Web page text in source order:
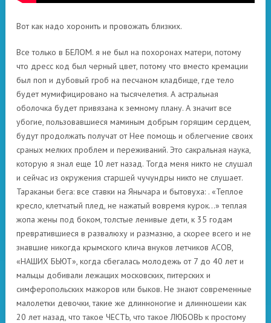
Вот как надо хоронить и провожать близких.
Все только в БЕЛОМ. я не был на похоронах матери, потому
что дресс код был черный цвет, потому что вместо кремации
был поп и дубовый гроб на песчаном кладбище, где тело
будет мумифицировано на тысячелетия. А астральная
оболочка будет привязана к земному плану. А значит все
убогие, пользовавшиеся маминым добрым горящим сердцем,
будут продолжать получат от Нее помощь и облегчение своих
сраных мелких проблем и переживаний. Это сакральная наука,
которую я знал еще 10 лет назад. Тогда меня никто не слушал
и сейчас из окружения старшей чучундры никто не слушает.
Тараканьи бега: все ставки на Янычара и бытовуха: . «Теплое
кресло, клетчатый плед, не нажатый вовремя курок…» теплая
жопа жены под боком, толстые ленивые дети, к 35 годам
превратившиеся в развалюху и размазню, а скорее всего и не
знавшие никогда крымского клича внуков летчиков АСОВ,
«НАШИХ БЬЮТ», когда сбегалась молодежь от 7 до 40 лет и
мальцы добивали лежащих московских, питерских и
симферопольских мажоров или быков. Не знают современные
малолетки девочки, такие же длинноногие и длинношеии как
20 лет назад, что такое ЧЕСТЬ, что такое ЛЮБОВЬ к простому